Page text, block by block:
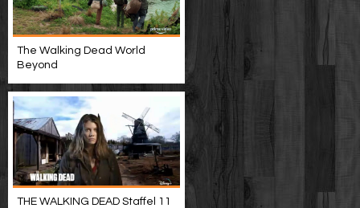
The Walking Dead World
Beyond
THE WALKING DEAD Staffel 11